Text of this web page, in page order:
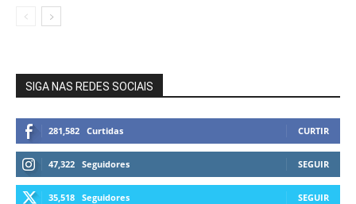
SIGA NAS REDES SOCIAIS
281,582 Curtidas CURTIR
47,322 Seguidores SEGUIR
35,518 Seguidores SEGUIR